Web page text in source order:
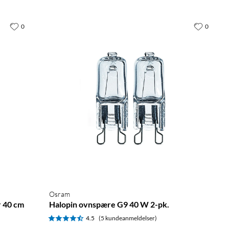
40 cm
0
Osram
Halopin ovnspære G9 40 W 2-pk.
4.5 (5 kundeanmeldelser)
0